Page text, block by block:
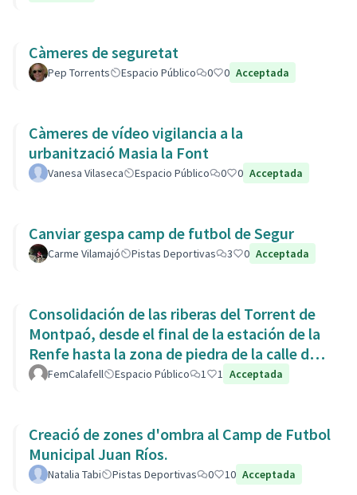
Càmeres de seguretat
Pep Torrents Espacio Público 0 0 Acceptada
Càmeres de vídeo vigilancia a la
urbanització Masia la Font
Vanesa Vilaseca Espacio Público 0 0 Acceptada
Canviar gespa camp de futbol de Segur
Carme Vilamajó Pistas Deportivas 3 0 Acceptada
Consolidación de las riberas del Torrent de
Montpaó, desde el final de la estación de la
Renfe hasta la zona de piedra de la calle de
L’Estany.
FemCalafell Espacio Público 1 1 Acceptada
Creació de zones d'ombra al Camp de Futbol
Municipal Juan Ríos.
Natalia Tabi Pistas Deportivas 0 10 Acceptada